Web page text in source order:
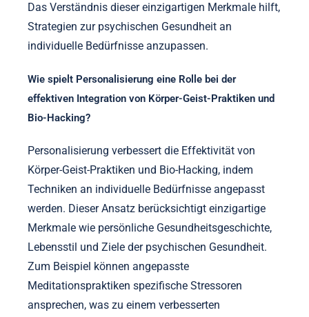
Das Verständnis dieser einzigartigen Merkmale hilft,
Strategien zur psychischen Gesundheit an
individuelle Bedürfnisse anzupassen.
Wie spielt Personalisierung eine Rolle bei der
effektiven Integration von Körper-Geist-Praktiken und
Bio-Hacking?
Personalisierung verbessert die Effektivität von
Körper-Geist-Praktiken und Bio-Hacking, indem
Techniken an individuelle Bedürfnisse angepasst
werden. Dieser Ansatz berücksichtigt einzigartige
Merkmale wie persönliche Gesundheitsgeschichte,
Lebensstil und Ziele der psychischen Gesundheit.
Zum Beispiel können angepasste
Meditationspraktiken spezifische Stressoren
ansprechen, was zu einem verbesserten